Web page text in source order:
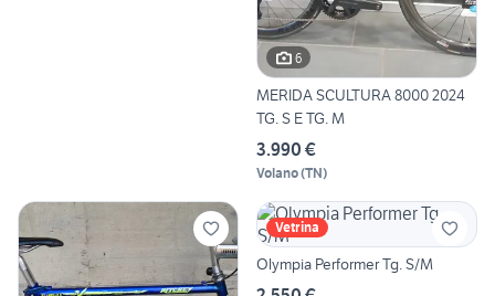
6
MERIDA SCULTURA 8000 2024
TG. S E TG. M
3.990 €
Volano(TN)
Vetrina
Olympia Performer Tg. S/M